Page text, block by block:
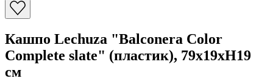
Кашпо Lechuza "Balconera Color
Complete slate" (пластик), 79x19xH19
см